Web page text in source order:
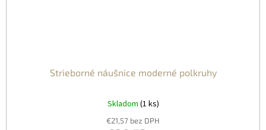
Strieborné náušnice moderné polkruhy
Skladom (1 ks)
€21,57 bez DPH